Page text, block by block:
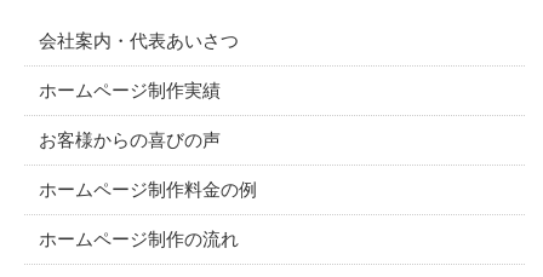
会社案内・代表あいさつ
ホームページ制作実績
お客様からの喜びの声
ホームページ制作料金の例
ホームページ制作の流れ